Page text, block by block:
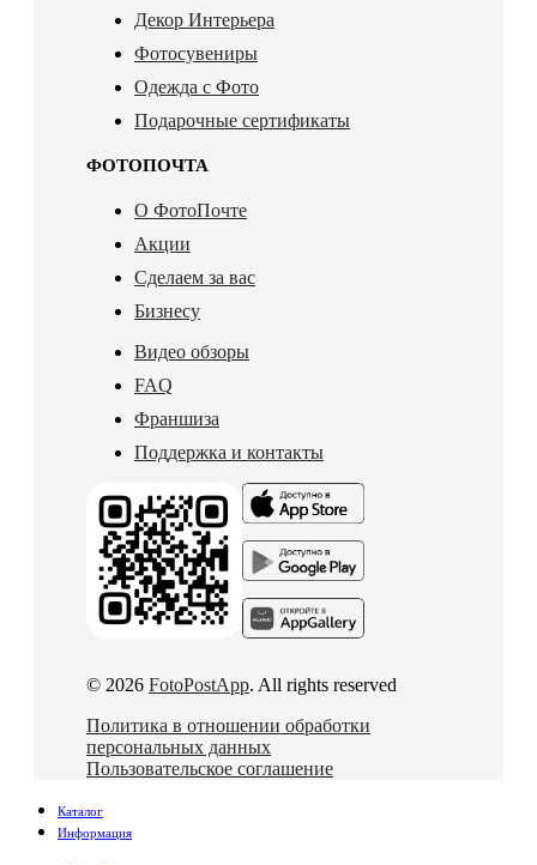
Декор Интерьера
Фотосувениры
Одежда с Фото
Подарочные сертификаты
ФОТОПОЧТА
О ФотоПочте
Акции
Сделаем за вас
Бизнесу
Видео обзоры
FAQ
Франшиза
Поддержка и контакты
© 2026 FotoPostApp. All rights reserved
Политика в отношении обработки
персональных данных
Пользовательское соглашение
Каталог
Информация